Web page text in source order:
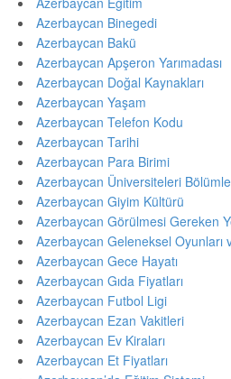
Azerbaycan Binegedi
Azerbaycan Bakü
Azerbaycan Apşeron Yarımadası
Azerbaycan Doğal Kaynakları
Azerbaycan Yaşam
Azerbaycan Telefon Kodu
Azerbaycan Tarihi
Azerbaycan Para Birimi
Azerbaycan Üniversiteleri
Azerbaycan Giyim Kültürü
Azerbaycan Görülmesi Gereken
Azerbaycan Geleneksel Oyunları
Azerbaycan Gece Hayatı
Azerbaycan Gıda Fiyatları
Azerbaycan Futbol Ligi
Azerbaycan Ezan Vakitleri
Azerbaycan Ev Kiraları
Azerbaycan Et Fiyatları